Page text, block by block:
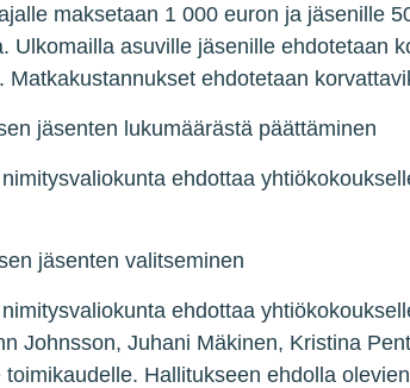
maksetaan 1 000 euron ja jäsenille
Ulkomailla asuville jäsenille ehdotetaan
Matkakustannukset ehdotetaan
jäsenten lukumäärästä päättäminen
ehdottaa
jäsenten valitseminen
ehdottaa
Johnsson, Juhani Mäkinen, Kristina
toimikaudelle. Hallitukseen ehdolla